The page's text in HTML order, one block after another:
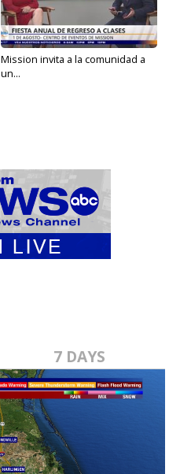
Mission invita a la comunidad a
un...
7 DAYS